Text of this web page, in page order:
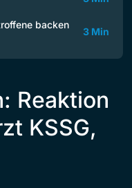
backen
3 Min
Reaktion
KSSG,